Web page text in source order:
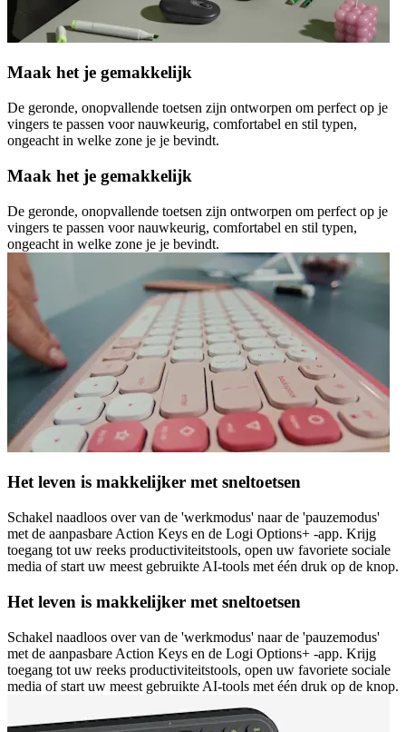
Maak het je gemakkelijk
De geronde, onopvallende toetsen zijn ontworpen om perfect op je
vingers te passen voor nauwkeurig, comfortabel en stil typen,
ongeacht in welke zone je je bevindt.
Maak het je gemakkelijk
De geronde, onopvallende toetsen zijn ontworpen om perfect op je
vingers te passen voor nauwkeurig, comfortabel en stil typen,
ongeacht in welke zone je je bevindt.
Het leven is makkelijker met sneltoetsen
Schakel naadloos over van de 'werkmodus' naar de 'pauzemodus'
met de aanpasbare Action Keys en de Logi Options+ -app. Krijg
toegang tot uw reeks productiviteitstools, open uw favoriete sociale
media of start uw meest gebruikte AI-tools met één druk op de knop.
Het leven is makkelijker met sneltoetsen
Schakel naadloos over van de 'werkmodus' naar de 'pauzemodus'
met de aanpasbare Action Keys en de Logi Options+ -app. Krijg
toegang tot uw reeks productiviteitstools, open uw favoriete sociale
media of start uw meest gebruikte AI-tools met één druk op de knop.